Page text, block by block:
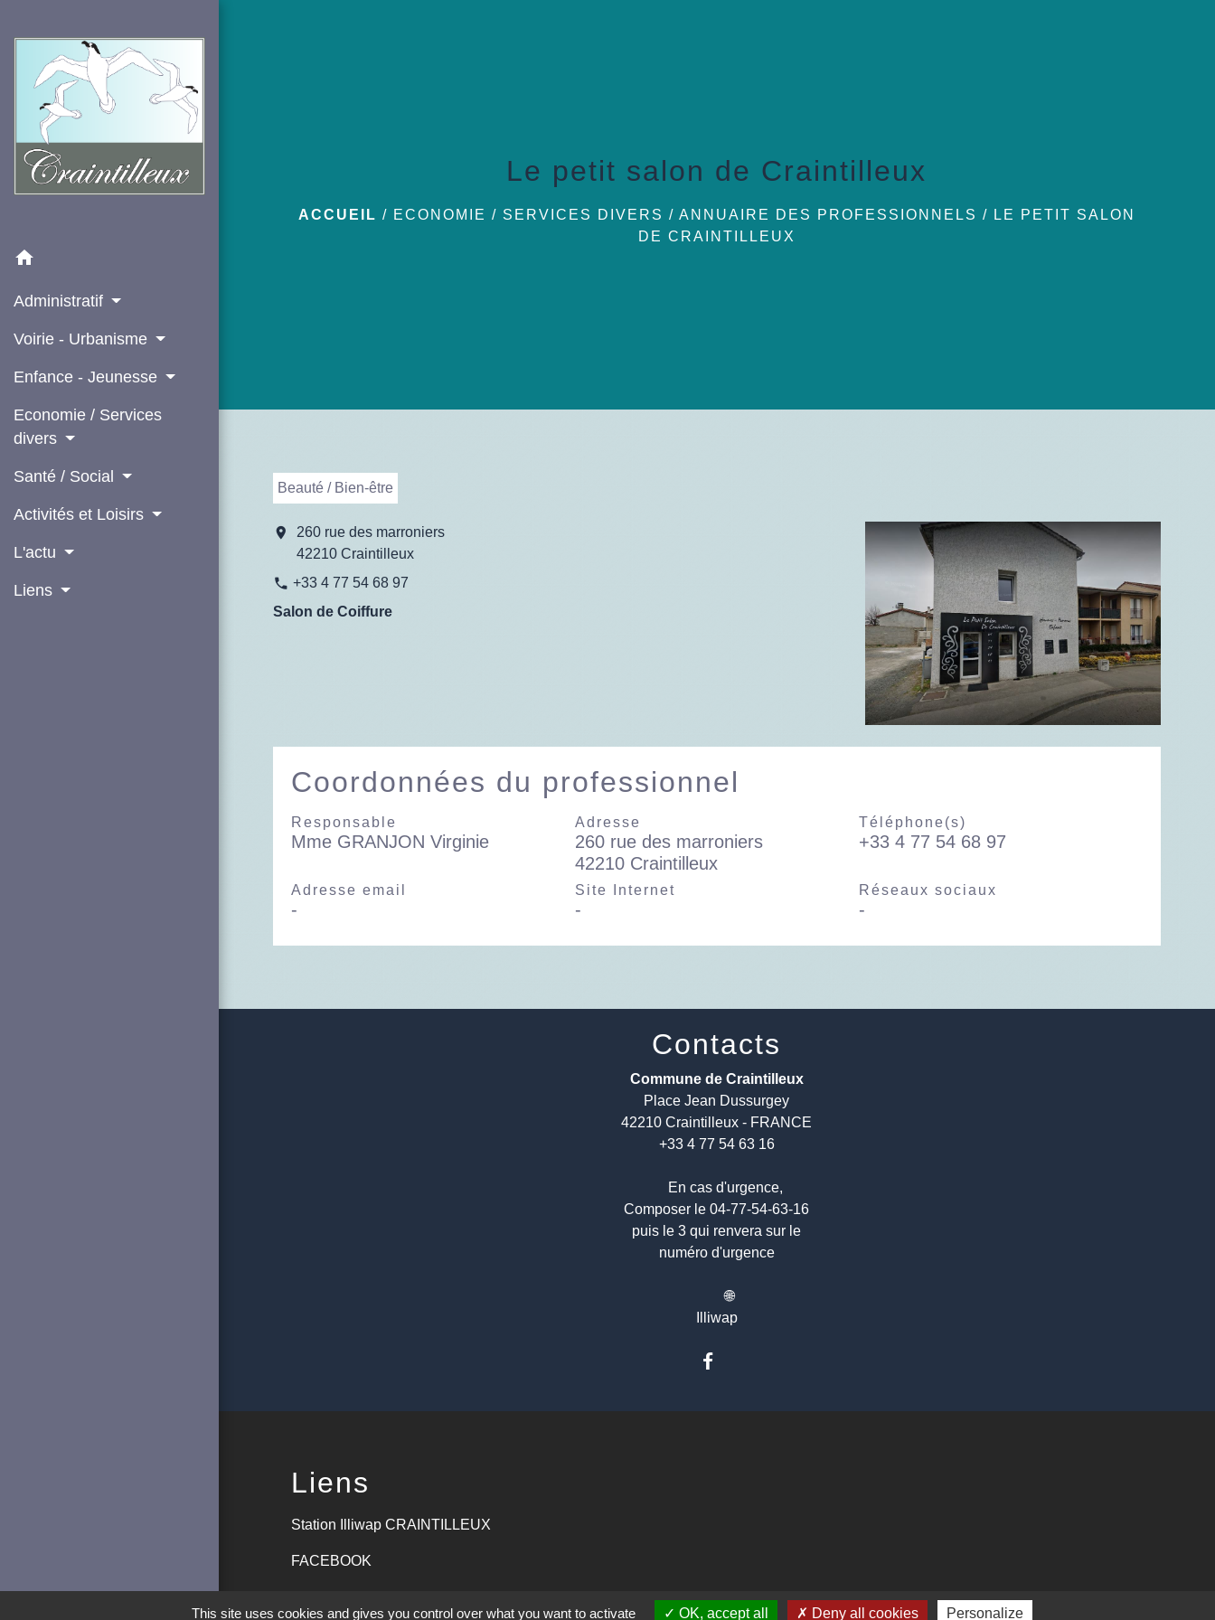
home
Administratif
Voirie - Urbanisme
Enfance - Jeunesse
Economie / Services
divers
Santé / Social
Activités et Loisirs
L'actu
Liens
Le petit salon de Craintilleux
ACCUEIL / ECONOMIE / SERVICES DIVERS / ANNUAIRE DES PROFESSIONNELS / LE PETIT SALON
DE CRAINTILLEUX
Beauté / Bien-être
location_on
260 rue des marroniers
42210 Craintilleux
phone +33 4 77 54 68 97
Salon de Coiffure
Coordonnées du professionnel
Responsable
Mme GRANJON Virginie
Adresse
260 rue des marroniers
42210 Craintilleux
Téléphone(s)
+33 4 77 54 68 97
Adresse email
-
Site Internet
-
Réseaux sociaux
-
Contacts
Commune de Craintilleux
Place Jean Dussurgey
42210 Craintilleux - FRANCE
+33 4 77 54 63 16
En cas d'urgence,
Composer le 04-77-54-63-16
puis le 3 qui renvera sur le
numéro d'urgence
🌐
Illiwap
Liens
Station Illiwap CRAINTILLEUX
FACEBOOK
This site uses cookies and gives you control over what you want to activate
OK, accept all Deny all cookies Personalize